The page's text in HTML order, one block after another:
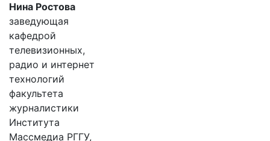
Нина Ростова
заведующая
кафедрой
телевизионных,
радио и интернет
технологий
факультета
журналистики
Института
Массмедиа РГГУ,